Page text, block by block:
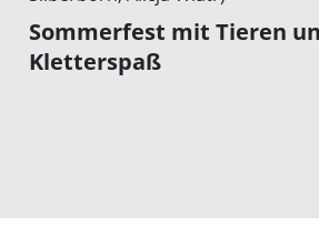
Sommerfest mit Tieren
Kletterspaß